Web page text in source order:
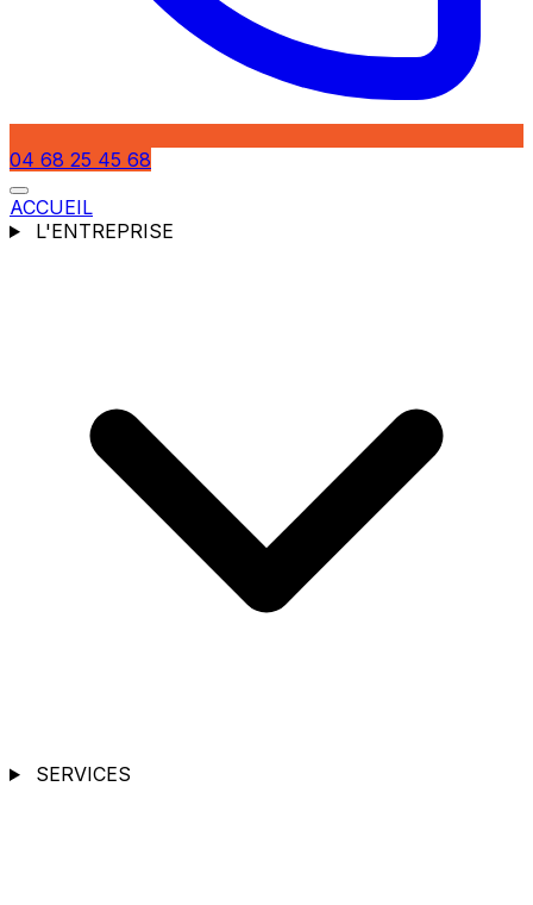
04 68 25 45 68
ACCUEIL
L'ENTREPRISE
SERVICES